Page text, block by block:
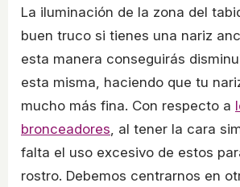
La iluminación de la zona del
buen truco si tienes una nariz
esta manera conseguirás
esta misma, haciendo que tu
mucho más fina. Con respecto a
bronceadores, al tener la cara
falta el uso excesivo de estos
rostro. Debemos centrarnos en